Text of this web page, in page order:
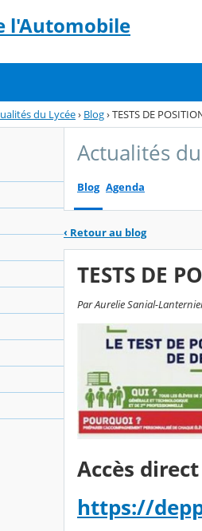
l'Automobile
du Lycée› Blog›TESTS DE
Actualités
Blog Agenda
‹ Retour au blog
TESTS DE
Par Aurelie Sanial-
Accès
https://